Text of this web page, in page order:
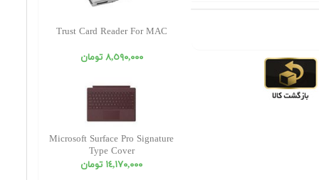
Trust Card Reader For MAC
٨,٥٩٠,٠٠٠ تومان
Microsoft Surface Pro Signature
Type Cover
١٤,١٧٠,٠٠٠ تومان